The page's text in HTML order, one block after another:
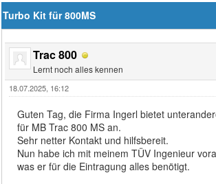
Turbo Kit für 800MS
Trac 800
Lernt noch alles kennen
18.07.2025, 16:12
Guten Tag, die Firma Ingerl bietet
für MB Trac 800 MS an.
Sehr netter Kontakt und hilfsbereit.
Nun habe ich mit meinem TÜV Ingenieur
was er für die Eintragung alles benötigt.